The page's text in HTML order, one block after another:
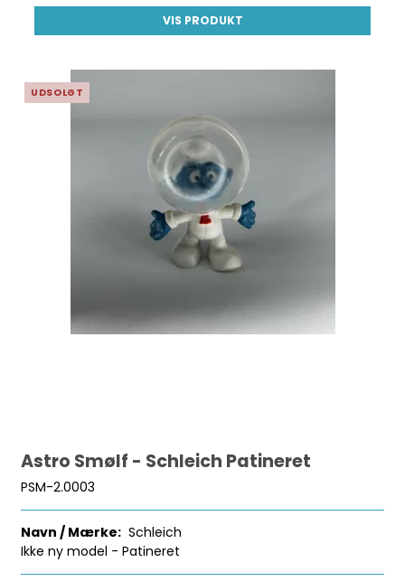
VIS PRODUKT
UDSOLGT
Astro Smølf - Schleich Patineret
PSM-2.0003
Navn / Mærke: Schleich
Ikke ny model - Patineret